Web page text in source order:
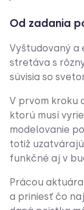
Od zadania
Vyštudovaný a
stretáva s
súvisia so
V prvom kroku
ktorú musí
modelovanie
totiž
funkčné aj v
Prácou
a priniesť čo